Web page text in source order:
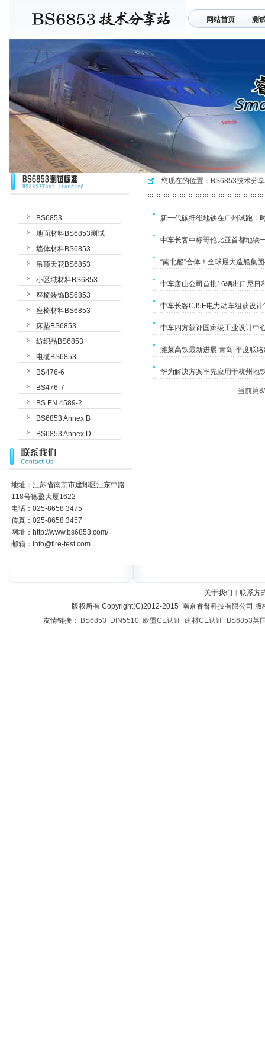
网站首页 测
联系我们
您现在的位置： BS6853技术分
地址：江苏省南京市建邺区江东中路
118号德盈大厦1622
电话：025-8658 3475
传真：025-8658 3457
网址：http://www.bs6853.com/
邮箱：info@fire-test.com
BS6853
地面材料BS6853测试
墙体材料BS6853
吊顶天花BS6853
小区域材料BS6853
座椅装饰BS6853
座椅材料BS6853
床垫BS6853
纺织品BS6853
电缆BS6853
BS476-6
BS476-7
BS EN 4589-2
BS6853 Annex B
BS6853 Annex D
新一代碳纤维地铁在广州试跑：
中车长客中标哥伦比亚首都地铁
“南北船”合体！全球最大造船
中车唐山公司首批16辆出口尼日
中车长客CJ5E电力动车组获设
中车四方获评国家级工业设计中
潍莱高铁最新进展 青岛-平度联
华为解决方案率先应用于杭州地
当前第
关于我们 | 联系方
版权所有 Copyright(C)2012-2015 南京睿督科技有限公司
友情链接：
BS6853 DIN5510 欧盟CE认证 建材CE认证 BS6853英